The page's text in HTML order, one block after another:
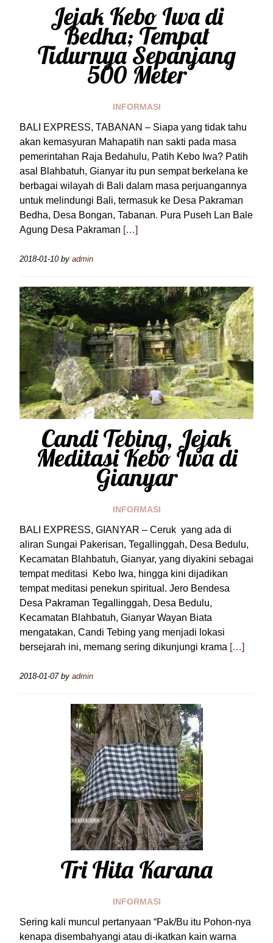
Jejak Kebo Iwa di
Bedha; Tempat
Tidurnya Sepanjang
500 Meter
INFORMASI
BALI EXPRESS, TABANAN – Siapa yang tidak tahu
akan kemasyuran Mahapatih nan sakti pada masa
pemerintahan Raja Bedahulu, Patih Kebo Iwa? Patih
asal Blahbatuh, Gianyar itu pun sempat berkelana ke
berbagai wilayah di Bali dalam masa perjuangannya
untuk melindungi Bali, termasuk ke Desa Pakraman
Bedha, Desa Bongan, Tabanan. Pura Puseh Lan Bale
Agung Desa Pakraman […]
2018-01-10by admin
Candi Tebing, Jejak
Meditasi Kebo Iwa di
Gianyar
INFORMASI
BALI EXPRESS, GIANYAR – Ceruk yang ada di
aliran Sungai Pakerisan, Tegallinggah, Desa Bedulu,
Kecamatan Blahbatuh, Gianyar, yang diyakini sebagai
tempat meditasi Kebo Iwa, hingga kini dijadikan
tempat meditasi penekun spiritual. Jero Bendesa
Desa Pakraman Tegallinggah, Desa Bedulu,
Kecamatan Blahbatuh, Gianyar Wayan Biata
mengatakan, Candi Tebing yang menjadi lokasi
bersejarah ini, memang sering dikunjungi krama […]
2018-01-07by admin
Tri Hita Karana
INFORMASI
Sering kali muncul pertanyaan “Pak/Bu itu Pohon-nya
kenapa disembahyangi atau di-ikatkan kain warna